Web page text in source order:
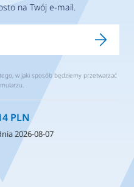
na Twój e-mail.
w jaki sposób będziemy przetwarzać
PLN
2026-08-07